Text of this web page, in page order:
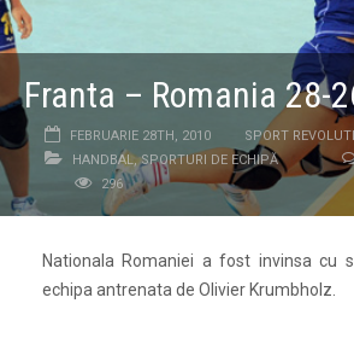
Franta – Romania 28-
FEBRUARIE 28TH, 2010
SPORT
HANDBAL,SPORTURI DE ECHIPĂ
296
Nationala Romaniei a fost invinsa cu
echipa antrenata de Olivier Krumbholz.